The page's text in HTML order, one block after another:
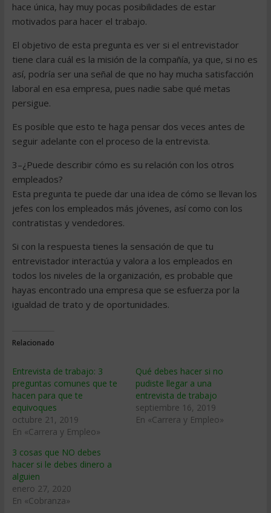
hace única, hay muy pocas posibilidades de estar
motivados para hacer el trabajo.
El objetivo de esta pregunta es ver si el entrevistador
tiene clara cuál es la misión de la compañía, ya que, si no es
así, podría ser una señal de que no hay mucha satisfacción
laboral en esa empresa, pues nadie sabe qué metas
persigue.
Es posible que esto te haga pensar dos veces antes de
seguir adelante con el proceso de la entrevista.
3–¿Puede describir cómo es su relación con los otros
empleados?
Esta pregunta te puede dar una idea de cómo se llevan los
jefes con los empleados más jóvenes, así como con los
contratistas y vendedores.
Si con la respuesta tienes la sensación de que tu
entrevistador interactúa y valora a los empleados en
todos los niveles de la organización, es probable que
hayas encontrado una empresa que se esfuerza por la
igualdad de trato y de oportunidades.
Relacionado
Entrevista de trabajo: 3
preguntas comunes que te
hacen para que te
equivoques
octubre 21, 2019
En «Carrera y Empleo»
Qué debes hacer si no
pudiste llegar a una
entrevista de trabajo
septiembre 16, 2019
En «Carrera y Empleo»
3 cosas que NO debes
hacer si le debes dinero a
alguien
enero 27, 2020
En «Cobranza»